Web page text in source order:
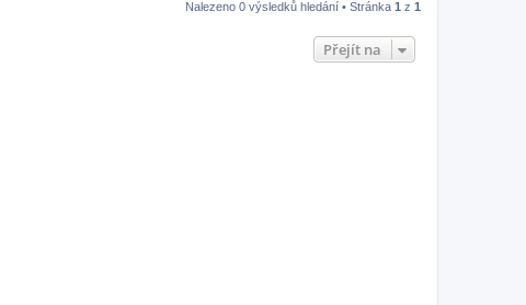
Nalezeno 0 výsledků hledání • Stránka 1 z 1
Přejít na